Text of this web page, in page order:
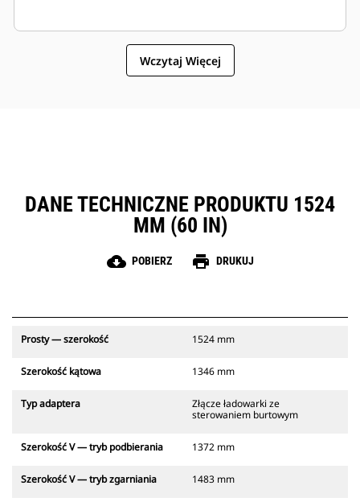
Wczytaj Więcej
DANE TECHNICZNE PRODUKTU 1524
MM (60 IN)
cloud_download POBIERZ print DRUKUJ
Prosty — szerokość 1524 mm
Szerokość kątowa 1346 mm
Typ adaptera
Złącze ładowarki ze
sterowaniem burtowym
Szerokość V — tryb podbierania 1372 mm
Szerokość V — tryb zgarniania 1483 mm